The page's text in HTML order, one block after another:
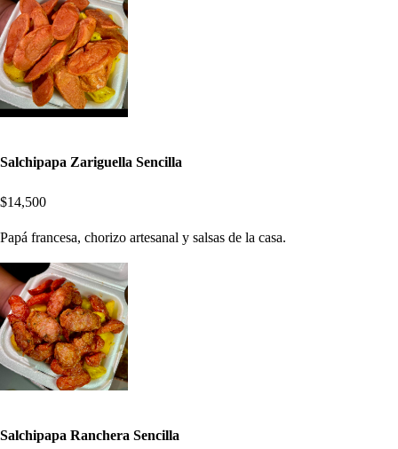
Salchipapa Zariguella Sencilla
$14,500
Papá francesa, chorizo artesanal y salsas de la casa.
Salchipapa Ranchera Sencilla